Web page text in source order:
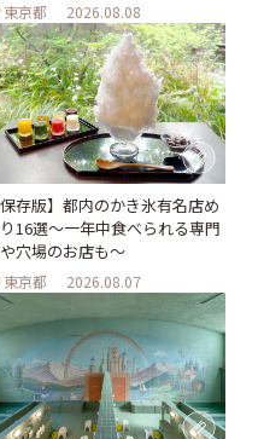
東京都 2026.08.08
保存版】都内のかき氷有名店め
16選～一年中食べられる専門
穴場のお店も～
東京都 2026.08.07